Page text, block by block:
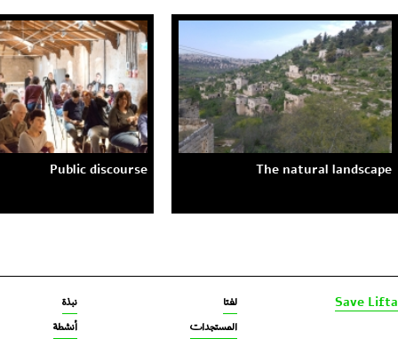
The natural landscape
Public discourse
Save Lifta لفتا‎‎
نبذة
المستجدات
أنشطة